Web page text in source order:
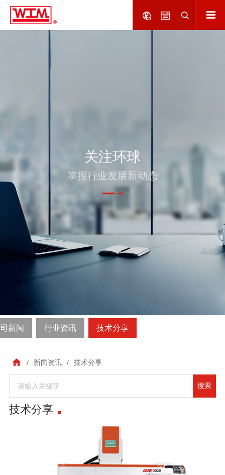
关注环球
掌握行业发展新动态
新闻 行业资讯 技术分享
/ 新闻资讯 / 技术分享
搜索
技术分享